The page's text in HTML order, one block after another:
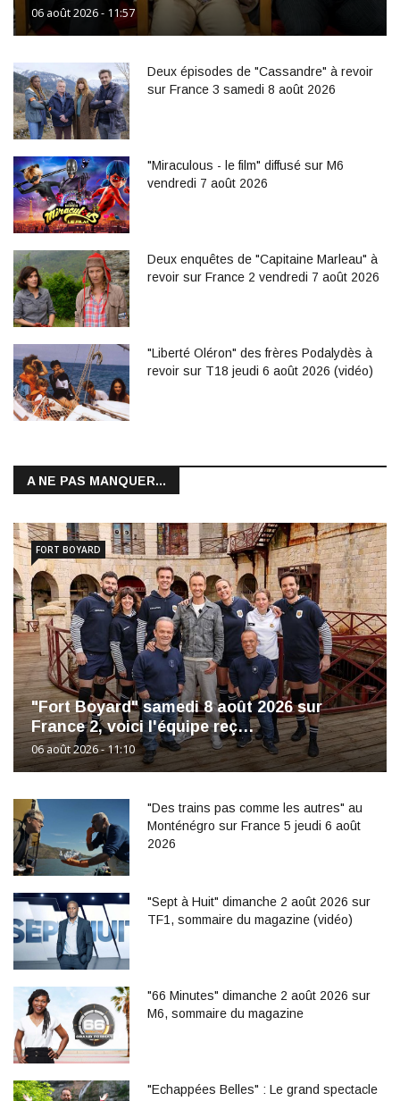
06 août 2026 - 11:57
Deux épisodes de "Cassandre" à revoir
sur France 3 samedi 8 août 2026
"Miraculous - le film" diffusé sur M6
vendredi 7 août 2026
Deux enquêtes de "Capitaine Marleau" à
revoir sur France 2 vendredi 7 août 2026
"Liberté Oléron" des frères Podalydès à
revoir sur T18 jeudi 6 août 2026 (vidéo)
A NE PAS MANQUER...
"Fort Boyard" samedi 8 août 2026 sur
France 2, voici l'équipe reç…
06 août 2026 - 11:10
FORT BOYARD
"Des trains pas comme les autres" au
Monténégro sur France 5 jeudi 6 août
2026
"Sept à Huit" dimanche 2 août 2026 sur
TF1, sommaire du magazine (vidéo)
"66 Minutes" dimanche 2 août 2026 sur
M6, sommaire du magazine
"Echappées Belles" : Le grand spectacle